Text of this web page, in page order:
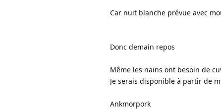
Car nuit blanche prévue avec
Donc demain repos
Même les nains ont besoin de
Je serais disponible à partir de
Ankmorpork